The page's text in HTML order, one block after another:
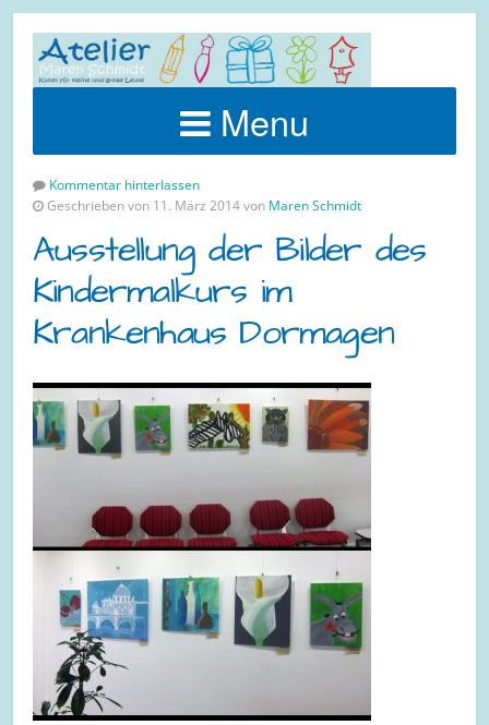
Menu
Kommentar hinterlassen
Geschrieben von 11. März 2014 von Maren Schmidt
Ausstellung der Bilder des
Kindermalkurs im
Krankenhaus Dormagen